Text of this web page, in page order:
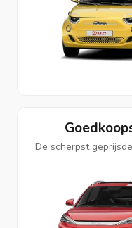
De scherpst